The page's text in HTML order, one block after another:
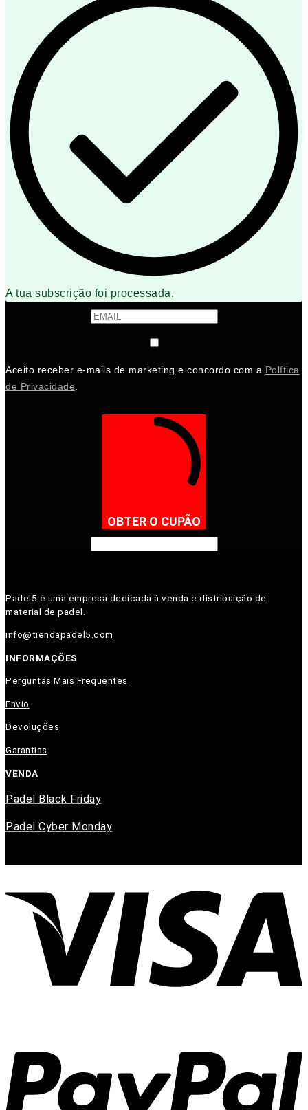
A tua subscrição foi processada.
Aceito receber e-mails de marketing e concordo com a Política
de Privacidade
OBTER O CUPÃO
Padel5 é uma empresa dedicada à venda e distribuição de
material de padel.
info@tiendapadel5.com
INFORMAÇÕES
Perguntas Mais Frequentes
Envio
Devoluções
Garantias
VENDA
Padel Black Friday
Padel Cyber Monday